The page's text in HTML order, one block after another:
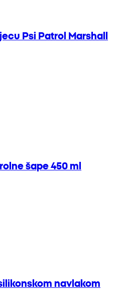
Psi Patrol Marshall
šape 450 ml
navlakom